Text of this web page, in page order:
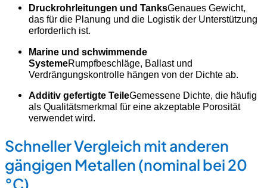
Druckrohrleitungen und TanksGenaues Gewicht,
das für die Planung und die Logistik der Unterstützung
erforderlich ist.
Marine und schwimmende
SystemeRumpfbeschläge, Ballast und
Verdrängungskontrolle hängen von der Dichte ab.
Additiv gefertigte TeileGemessene Dichte, die häufig
als Qualitätsmerkmal für eine akzeptable Porosität
verwendet wird.
Schneller Vergleich mit anderen
gängigen Metallen (nominal bei 20
°C)